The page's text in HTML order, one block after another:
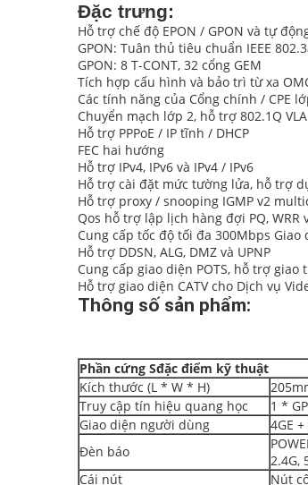
Đặc trưng:
Hỗ trợ chế độ EPON / GPON và tự
GPON: Tuân thủ tiêu chuẩn IEEE
GPON: 8 T-CONT, 32 cổng GEM
Tích hợp cấu hình và bảo trì từ xa
Các tính năng của Cổng chính / CPE
Chuyển mạch lớp 2, hỗ trợ 802.1Q
Hỗ trợ PPPoE / IP tĩnh / DHCP
FEC hai hướng
Hỗ trợ IPv4, IPv6 và IPv4 / IPv6
Hỗ trợ cài đặt mức tường lửa, hỗ trợ
Hỗ trợ proxy / snooping IGMP v2
Qos hỗ trợ lập lịch hàng đợi PQ, WRR
Cung cấp tốc độ tối đa 300Mbps Giao
Hỗ trợ DDSN, ALG, DMZ và UPNP
Cung cấp giao diện POTS, hỗ trợ
Hỗ trợ giao diện CATV cho Dịch vụ
Thông số sản phẩm:
Phần cứng Sđặc điểm kỹ thuật
Kích thước (L * W * H)
Truy cập tín hiệu quang học
1 *
Giao diện người dùng
4GE
Đèn báo
2.4G,
Cái nút
Nút